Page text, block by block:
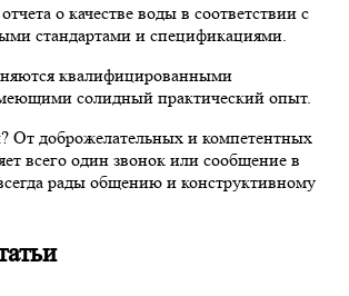
о качестве воды в соответствии с
стандартами и спецификациями.
квалифицированными
солидный практический опыт.
От доброжелательных и компетентных
всего один звонок или сообщение в
рады общению и конструктивному